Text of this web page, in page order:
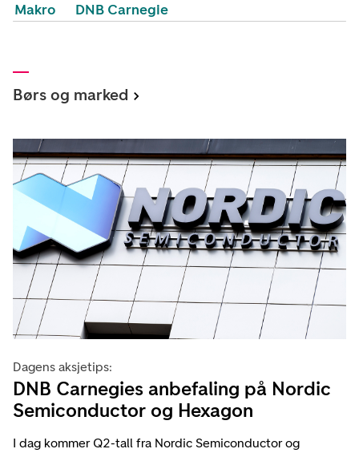
Makro DNB Carnegie
Børs og marked
Dagens aksjetips:
DNB Carnegies anbefaling på Nordic
Semiconductor og Hexagon
I dag kommer Q2-tall fra Nordic Semiconductor og